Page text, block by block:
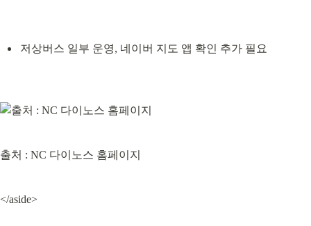
저상버스 일부 운영, 네이버 지도 앱 확인 추가 필요
출처 : NC 다이노스 홈페이지
</aside>